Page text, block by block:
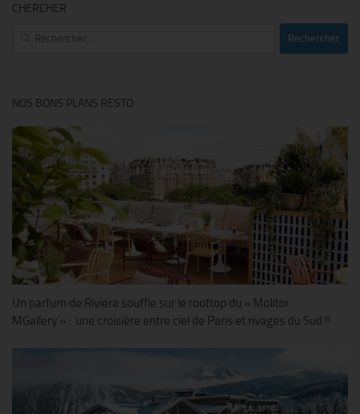
CHERCHER
Rechercher :
NOS BONS PLANS RESTO
Un parfum de Riviera souffle sur le rooftop du « Molitor
MGallery » : une croisière entre ciel de Paris et rivages du Sud !!